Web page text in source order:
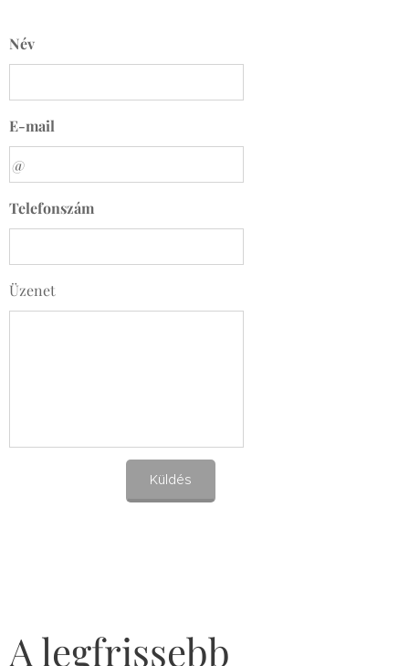
Név
E-mail
Telefonszám
Üzenet
Küldés
A legfrissebb